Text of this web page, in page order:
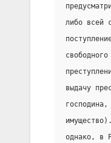
либо всей
выдачу
однако, в